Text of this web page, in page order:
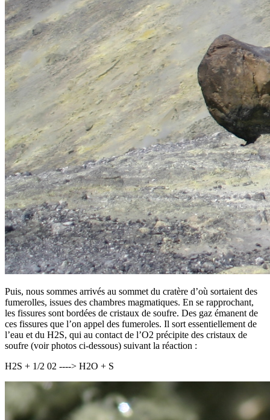
Puis, nous sommes arrivés au sommet du cratère d’où sortaient des
fumerolles, issues des chambres magmatiques. En se rapprochant,
les fissures sont bordées de cristaux de soufre. Des gaz émanent de
ces fissures que l’on appel des fumeroles. Il sort essentiellement de
l’eau et du H2S, qui au contact de l’O2 précipite des cristaux de
soufre (voir photos ci-dessous) suivant la réaction :
H2S + 1/2 02 ----> H2O + S